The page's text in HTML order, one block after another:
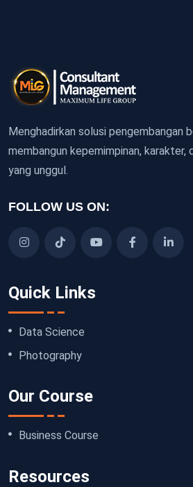
Menghadirkan solusi pengembangan
membangun kepemimpinan, karakter,
yang unggul.
FOLLOW US ON:
Quick Links
Data Science
Photography
Our Course
Business Course
Resources